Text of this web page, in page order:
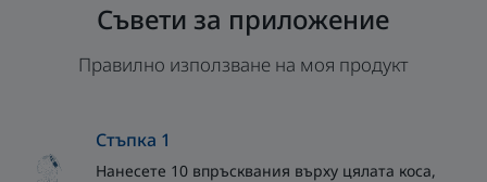
Съвети за приложение
Правилно използване на моя продукт
Стъпка 1
Нанесете 10 впръсквания върху цялата коса,